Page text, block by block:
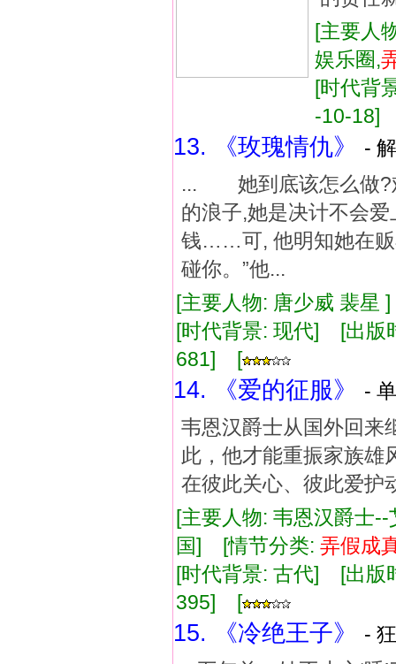
[主要人
娱乐圈,
[时代背
-10-
13. 《玫瑰情仇》
-
... 她到底该怎么做?
的浪子,她是决计不会
钱……可, 他明知她在贩
碰你。”他...
[主要人物: 唐少威 裴
[时代背景: 现代] [出
681] [
14. 《爱的征服》
-
韦恩汉爵士从国外回来
此，他才能重振家族雄
在彼此关心、彼此爱护
[主要人物: 韦恩汉爵士
国] [情节分类: 弄假成
[时代背景: 古代] [出
395] [
15. 《冷绝王子》
-